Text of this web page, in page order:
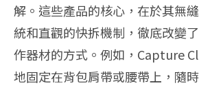
解。這些產品的核心，在於其無
統和直觀的快拆機制，徹底改變
作器材的方式。例如，Capture
地固定在背包肩帶或腰帶上，隨